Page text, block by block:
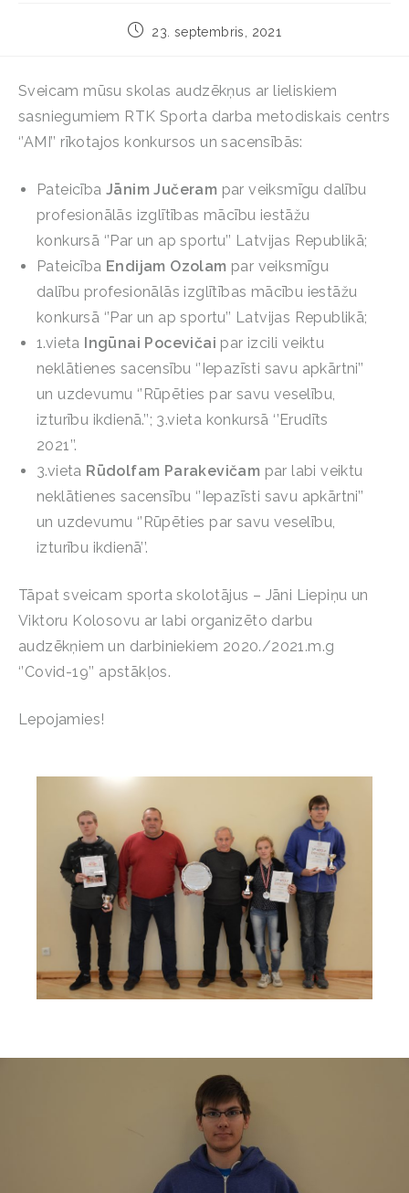
23. septembris, 2021
Sveicam mūsu skolas audzēkņus ar lieliskiem
sasniegumiem RTK Sporta darba metodiskais centrs
‘’AMI’’ rīkotajos konkursos un sacensībās:
Pateicība Jānim Jučeram par veiksmīgu dalību
profesionālās izglītības mācību iestāžu
konkursā ‘’Par un ap sportu’’ Latvijas Republikā;
Pateicība Endijam Ozolam par veiksmīgu
dalību profesionālās izglītības mācību iestāžu
konkursā ‘’Par un ap sportu’’ Latvijas Republikā;
1.vieta Ingūnai Pocevičai par izcili veiktu
neklātienes sacensību ‘’Iepazīsti savu apkārtni’’
un uzdevumu ‘’Rūpēties par savu veselību,
izturību ikdienā.’’; 3.vieta konkursā ‘’Erudīts
2021’’.
3.vieta Rūdolfam Parakevičam par labi veiktu
neklātienes sacensību ‘’Iepazīsti savu apkārtni’’
un uzdevumu ‘’Rūpēties par savu veselību,
izturību ikdienā’’.
Tāpat sveicam sporta skolotājus – Jāni Liepiņu un
Viktoru Kolosovu ar labi organizēto darbu
audzēkņiem un darbiniekiem 2020./2021.m.g
‘’Covid-19’’ apstākļos.
Lepojamies!